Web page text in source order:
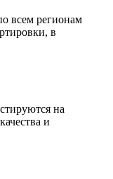
всем регионам
в
на
и